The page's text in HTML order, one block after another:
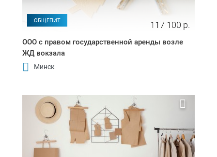
ОБЩЕПИТ 117 100 р.
ООО с правом государственной аренды возле
ЖД вокзала
Минск